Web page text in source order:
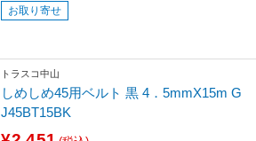
お取り寄せ
トラスコ中山
しめしめ45用ベルト 黒 4．5mmX15m G
J45BT15BK